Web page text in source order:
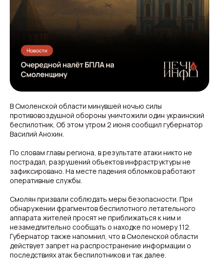
В Смоленской области минувшей ночью силы
противовоздушной обороны уничтожили один украинский
беспилотник. Об этом утром 2 июня сообщил губернатор
Василий Анохин.
По словам главы региона, в результате атаки никто не
пострадал, разрушений объектов инфраструктуры не
зафиксировано. На месте падения обломков работают
оперативные службы.
Смолян призвали соблюдать меры безопасности. При
обнаружении фрагментов беспилотного летательного
аппарата жителей просят не приближаться к ним и
незамедлительно сообщать о находке по номеру 112.
Губернатор также напомнил, что в Смоленской области
действует запрет на распространение информации о
последствиях атак беспилотников и так далее.